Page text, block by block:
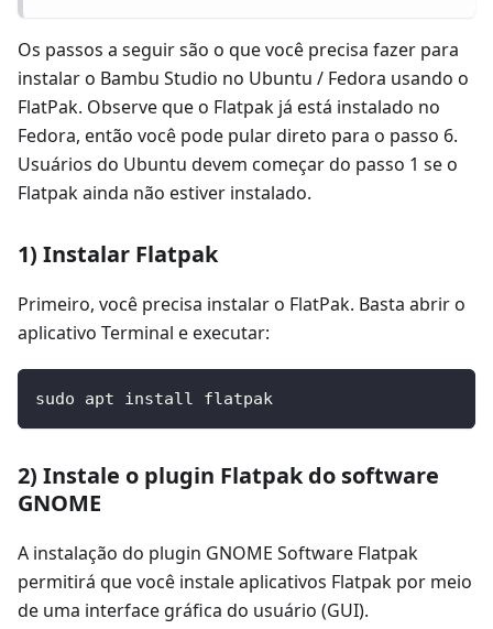
Os passos a seguir são o que você precisa fazer para
instalar o Bambu Studio no Ubuntu / Fedora usando o
FlatPak. Observe que o Flatpak já está instalado no
Fedora, então você pode pular direto para o passo 6.
Usuários do Ubuntu devem começar do passo 1 se o
Flatpak ainda não estiver instalado.
1) Instalar Flatpak
Primeiro, você precisa instalar o FlatPak. Basta abrir o
aplicativo Terminal e executar:
sudo apt install flatpak
2) Instale o plugin Flatpak do software
GNOME
A instalação do plugin GNOME Software Flatpak
permitirá que você instale aplicativos Flatpak por meio
de uma interface gráfica do usuário (GUI).